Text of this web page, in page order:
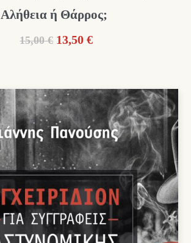
Αλήθεια ή Θάρρος;
15,00 € Original
15,00 €.
13,50 €Η
είναι:
13,50 €.